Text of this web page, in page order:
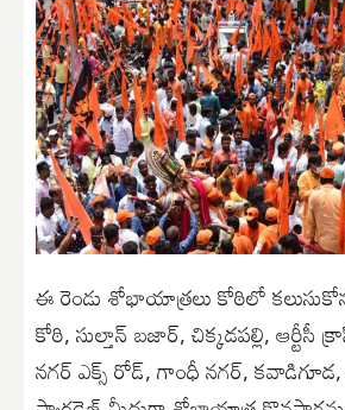
ఈ రెండు శోభాయాత్రలు కోఠిలో
కోఠి, సుల్తాన్ బజార్, చిక్కడపల్లి, ఆర్టీసీ
నగర్ ఎక్స్ రోడ్, గాంధీ నగర్,